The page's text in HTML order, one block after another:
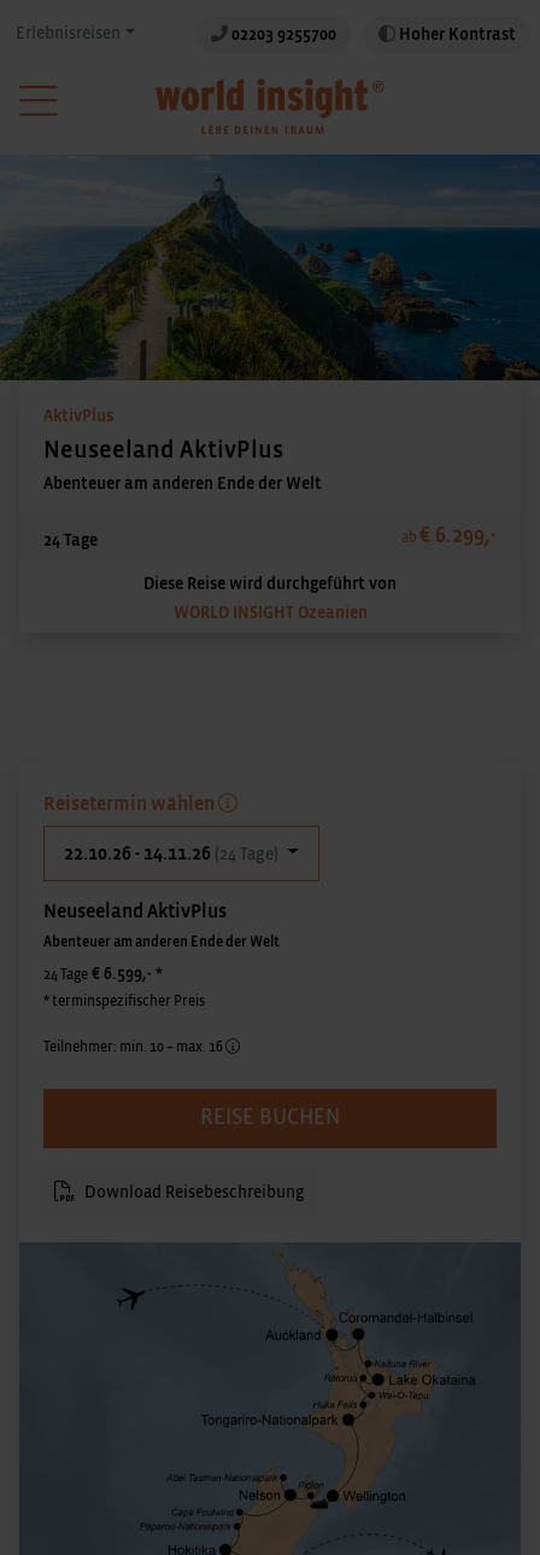
Erlebnisreisen 02203 9255700 Hoher Kontrast
AktivPlus
Neuseeland AktivPlus
Abenteuer am anderen Ende der Welt
24 Tage ab € 6.299,-
Diese Reise wird durchgeführt von
WORLD INSIGHT Ozeanien
Reisetermin wählen
22.10.26 - 14.11.26 (24 Tage)
Neuseeland AktivPlus
Abenteuer am anderen Ende der Welt
24 Tage € 6.599,- *
* terminspezifischer Preis
Teilnehmer: min. 10 – max. 16
REISE BUCHEN
Download Reisebeschreibung